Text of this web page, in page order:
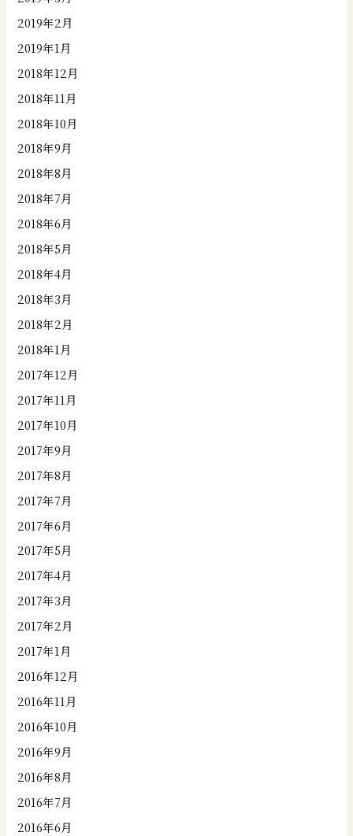
2019年2月
2019年1月
2018年12月
2018年11月
2018年10月
2018年9月
2018年8月
2018年7月
2018年6月
2018年5月
2018年4月
2018年3月
2018年2月
2018年1月
2017年12月
2017年11月
2017年10月
2017年9月
2017年8月
2017年7月
2017年6月
2017年5月
2017年4月
2017年3月
2017年2月
2017年1月
2016年12月
2016年11月
2016年10月
2016年9月
2016年8月
2016年7月
2016年6月